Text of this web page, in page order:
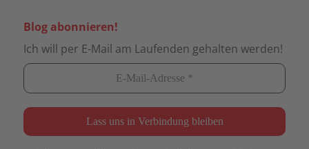
Blog abonnieren!
Ich will per E-Mail am Laufenden gehalten werden!